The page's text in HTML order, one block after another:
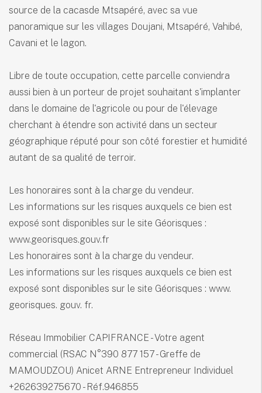
source de la cacasde Mtsapéré, avec sa vue
panoramique sur les villages Doujani, Mtsapéré, Vahibé,
Cavani et le lagon.
Libre de toute occupation, cette parcelle conviendra
aussi bien à un porteur de projet souhaitant s'implanter
dans le domaine de l'agricole ou pour de l'élevage
cherchant à étendre son activité dans un secteur
géographique réputé pour son côté forestier et humidité
autant de sa qualité de terroir.
Les honoraires sont à la charge du vendeur.
Les informations sur les risques auxquels ce bien est
exposé sont disponibles sur le site Géorisques :
www.georisques.gouv.fr
Les honoraires sont à la charge du vendeur.
Les informations sur les risques auxquels ce bien est
exposé sont disponibles sur le site Géorisques : www.
georisques. gouv. fr.
Réseau Immobilier CAPIFRANCE - Votre agent
commercial (RSAC N°390 877 157 - Greffe de
MAMOUDZOU) Anicet ARNE Entrepreneur Individuel
+262639275670 - Réf.946855